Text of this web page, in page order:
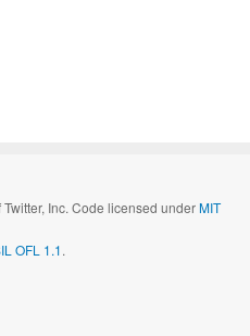
Inc. Code licensed underMIT
OFL 1.1.